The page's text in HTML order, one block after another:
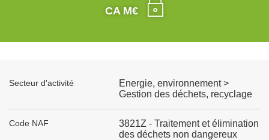
CA M€
Secteur d'activité
Energie, environnement >
Gestion des déchets, recyclage
Code NAF
3821Z - Traitement et élimination
des déchets non dangereux